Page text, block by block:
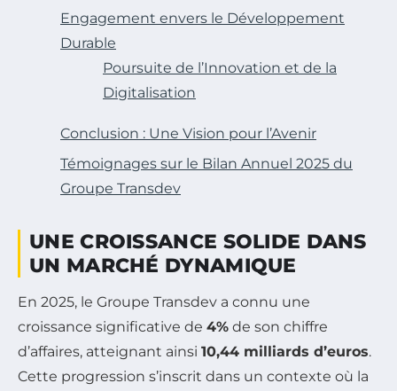
Engagement envers le Développement
Durable
Poursuite de l’Innovation et de la
Digitalisation
Conclusion : Une Vision pour l’Avenir
Témoignages sur le Bilan Annuel 2025 du
Groupe Transdev
UNE CROISSANCE SOLIDE DANS
UN MARCHÉ DYNAMIQUE
En 2025, le Groupe Transdev a connu une
croissance significative de 4% de son chiffre
d’affaires, atteignant ainsi 10,44 milliards d’euros.
Cette progression s’inscrit dans un contexte où la